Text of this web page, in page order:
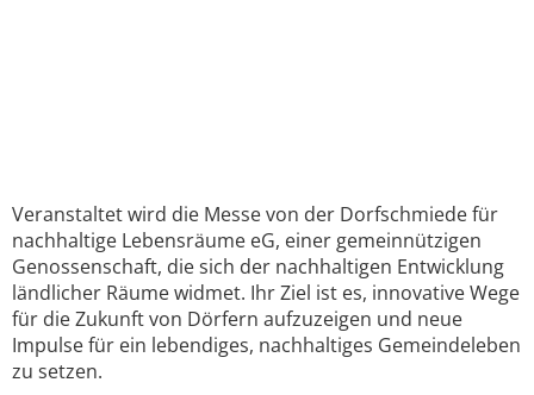
Veranstaltet wird die Messe von der Dorfschmiede für
nachhaltige Lebensräume eG, einer gemeinnützigen
Genossenschaft, die sich der nachhaltigen Entwicklung
ländlicher Räume widmet. Ihr Ziel ist es, innovative Wege
für die Zukunft von Dörfern aufzuzeigen und neue
Impulse für ein lebendiges, nachhaltiges Gemeindeleben
zu setzen.